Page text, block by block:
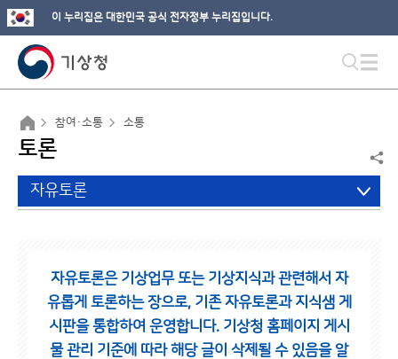
이 누리집은 대한민국 공식 전자정부 누리집입니다.
참여·소통 소통
토론
자유토론
자유토론은 기상업무 또는 기상지식과 관련해서 자
유롭게 토론하는 장으로, 기존 자유토론과 지식샘 게
시판을 통합하여 운영합니다. 기상청 홈페이지 게시
물 관리 기준에 따라 해당 글이 삭제될 수 있음을 알